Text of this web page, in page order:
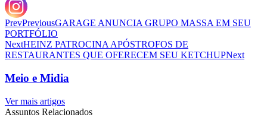
PrevPreviousGARAGE ANUNCIA GRUPO MASSA EM SEU
PORTFÓLIO
NextHEINZ PATROCINA APÓSTROFOS DE
RESTAURANTES QUE OFERECEM SEU KETCHUPNext
Meio e Midia
Ver mais artigos
Assuntos Relacionados